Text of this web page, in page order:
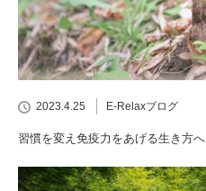
2023.4.25 E-Relaxブログ
習慣を変え免疫力をあげる生き方へ